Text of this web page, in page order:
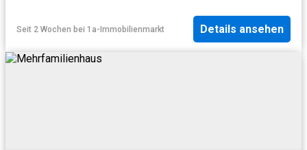
Seit 2 Wochen bei 1a-Immobilienmarkt Details ansehen